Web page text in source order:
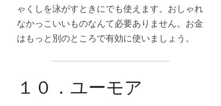
ゃくしを泳がすときにでも使えます。おしゃれ
なかっこいいものなんて必要ありません。お金
はもっと別のところで有効に使いましょう。
１０．ユーモア